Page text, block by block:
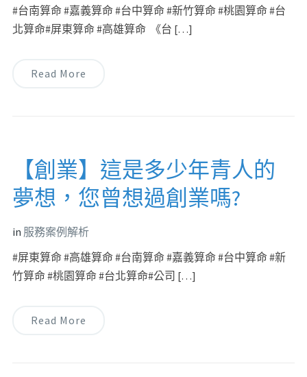
#台南算命 #嘉義算命 #台中算命 #新竹算命 #桃園算命 #台
北算命#屏東算命 #高雄算命 《台 […]
Read More
【創業】這是多少年青人的
夢想，您曾想過創業嗎?
in 服務案例解析
#屏東算命 #高雄算命 #台南算命 #嘉義算命 #台中算命 #新
竹算命 #桃園算命 #台北算命#公司 […]
Read More